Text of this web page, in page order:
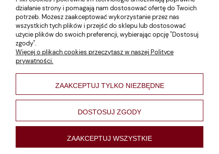
Dane firmy
Jak szukać?
Polityka prywatności
Regulamin
Poltyka cookies
varsaviana
Nowości
działanie strony i pomagają nam dostosować ofertę do Twoich
potrzeb. Możesz zaakceptować wykorzystanie przez nas
wszystkich tych plików i przejść do sklepu lub dostosować
użycie plików do swoich preferencji, wybierając opcję "Dostosuj
zgody".
Więcej o plikach cookies przeczytasz w naszej Polityce
prywatności.
ZAAKCEPTUJ TYLKO NIEZBĘDNE
DOSTOSUJ ZGODY
ZAAKCEPTUJ WSZYSTKIE